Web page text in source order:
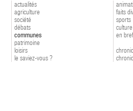
actualités
agriculture
société
débats
communes
patrimoine
loisirs
le saviez-vous ?
faits
sports
culture
en bref